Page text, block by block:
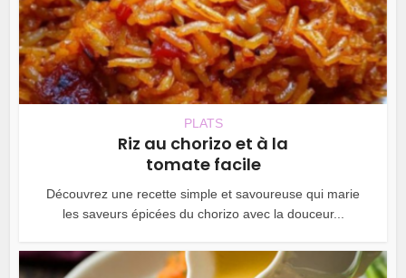
PLATS
Riz au chorizo et à la
tomate facile
Découvrez une recette simple et savoureuse qui marie
les saveurs épicées du chorizo avec la douceur...